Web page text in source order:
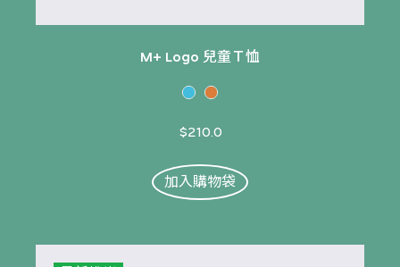
M+ Logo 兒童Ｔ恤
$210.0
加入購物袋